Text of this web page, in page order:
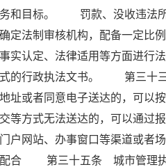
务和目标。 罚款、没收违法
定法制审核机构，配备一定比
事实认定、法律适用等方面进
式的行政执法文书。 第三十
址或者同意电子送达的，可
交等方式无法送达的，可以通
户网站、办事窗口等渠道或者
合 第三十五条 城市管理执法